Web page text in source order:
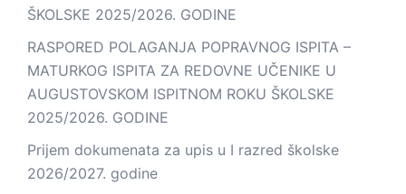
ŠKOLSKE 2025/2026. GODINE
RASPORED POLAGANJA POPRAVNOG ISPITA –
MATURKOG ISPITA ZA REDOVNE UČENIKE U
AUGUSTOVSKOM ISPITNOM ROKU ŠKOLSKE
2025/2026. GODINE
Prijem dokumenata za upis u I razred školske
2026/2027. godine